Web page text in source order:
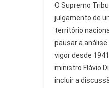
O Supremo
julgamento de
território
pausar a
vigor desde
ministro Flávio
incluir a